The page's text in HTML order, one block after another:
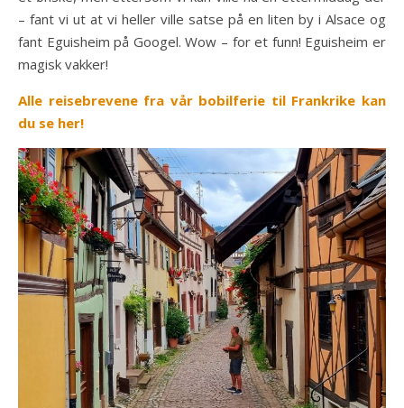
– fant vi ut at vi heller ville satse på en liten by i Alsace og
fant Eguisheim på Googel. Wow – for et funn! Eguisheim er
magisk vakker!
Alle reisebrevene fra vår bobilferie til Frankrike kan
du se her!